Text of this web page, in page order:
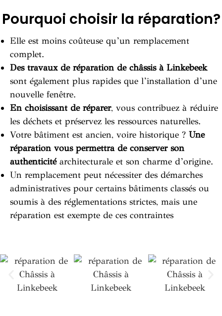
Pourquoi choisir la réparation?
Elle est moins coûteuse qu’un remplacement
complet.
Des travaux de réparation de châssis à Linkebeek
sont également plus rapides que l’installation d’une
nouvelle fenêtre.
En choisissant de réparer, vous contribuez à réduire
les déchets et préservez les ressources naturelles.
Votre bâtiment est ancien, voire historique ? Une
réparation vous permettra de conserver son
authenticitéarchitecturale et son charme d’origine.
Un remplacement peut nécessiter des démarches
administratives pour certains bâtiments classés ou
soumis à des réglementations strictes, mais une
réparation est exempte de ces contraintes